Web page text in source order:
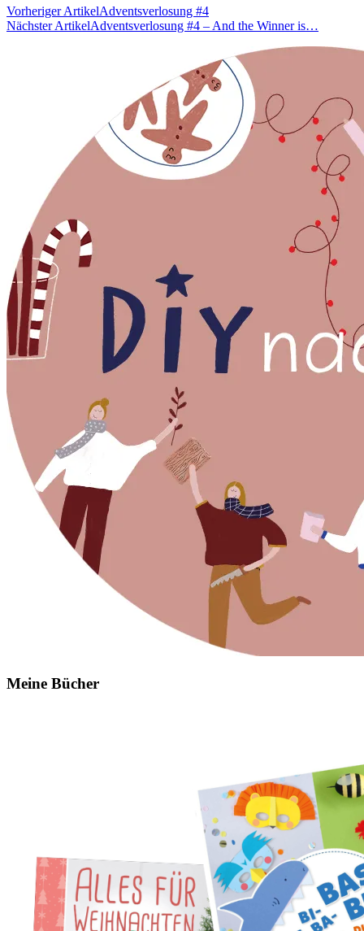
Vorheriger ArtikelAdventsverlosung #4
Nächster ArtikelAdventsverlosung #4 – And the Winner is…
Meine Bücher